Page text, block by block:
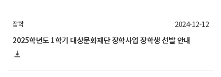
장학
2025학년도 1학기 대상문화재단 장학사업 장학생 선발 안내
2024-12-12